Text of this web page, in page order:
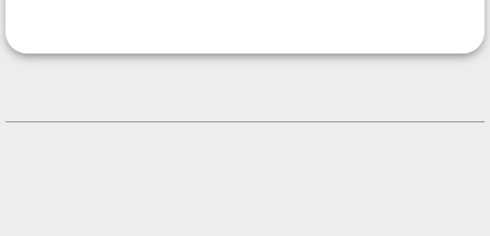
CONTACT
Contacter l'organisateur